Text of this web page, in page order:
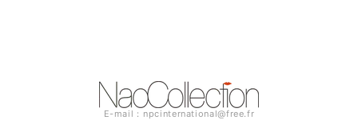
E-mail： npcinternational@free.fr